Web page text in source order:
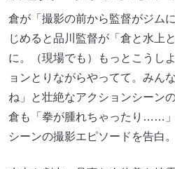
倉が「撮影の前から監督がジム
じめると品川監督が「倉と水上
に。（現場でも）もっとこうし
ョンとりながらやってて。みん
ね」と壮絶なアクションシーン
倉も「拳が腫れちゃったり……
シーンの撮影エピソードを告白。